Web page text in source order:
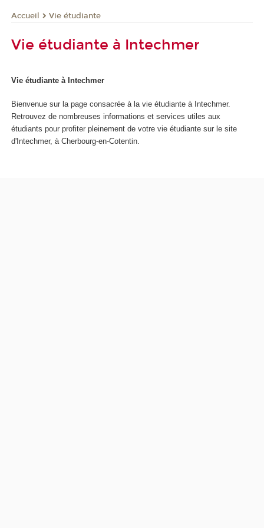
Accueil Vie étudiante
Vie étudiante à Intechmer
Vie étudiante à Intechmer
Bienvenue sur la page consacrée à la vie étudiante à Intechmer.
Retrouvez de nombreuses informations et services utiles aux
étudiants pour profiter pleinement de votre vie étudiante sur le site
d'Intechmer, à Cherbourg-en-Cotentin.